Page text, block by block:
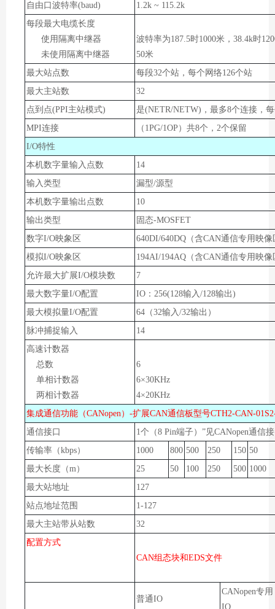
自由口波特率(baud)
1.2k ~ 115.2k
每段最大电缆长度
使用隔离中继器
未使用隔离中继器
波特率为187.5时1000米，38.4k时
50米
最大站点数
每段32个站，每个网络126个站
最大主站数
32
点到点(PPI主站模式)
是(NETR/NETW)，最多8个连接，
MPI连接
（1PG/1OP）共8个，2个保留
I/O特性
本机数字量输入点数
14
输入类型
漏型/源型
本机数字量输出点数
10
输出类型
固态-MOSFET
数字I/O映象区
640DI/640DQ（含CAN通信专用映像
模拟I/O映象区
194AI/194AQ（含CAN通信专用映像
允许最大扩展I/O模块数
7
最大数字量I/O配置
IO：256(128输入/128输出)
最大模拟量I/O配置
64（32输入/32输出）
脉冲捕捉输入
14
高速计数器
总数
单相计数器
两相计数器
6
6×30KHz
4×20KHz
集成通信功能（CANopen）-扩展CAN通信板型号CTH2-CAN-
通信接口
1个（8 Pin端子）”见CANopen通信
传输率（kbps）
1000 800 500 250 150 50
最大长度（m）
25 50 100 250 500 1000
最大站地址
127
站点地址范围
1-127
最大主站带从站数
32
配置方式
CAN组态块和EDS文件
普通IO
CANopen专用
IO